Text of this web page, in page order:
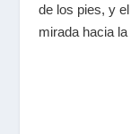
de los pies, y
mirada hacia